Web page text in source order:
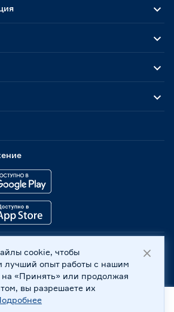
2004 -2026, 236029, г. Калининград,
ИНН 7702596813, КПП 390601001 ©
персональных данных
cookie, чтобы
лучший опыт работы с нашим
«Принять» или продолжая
вы разрешаете их